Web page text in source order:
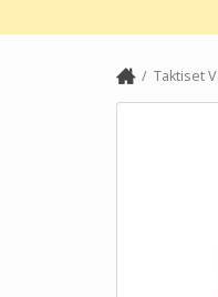
Taktiset